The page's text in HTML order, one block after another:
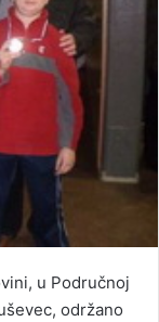
u Područnoj
održano